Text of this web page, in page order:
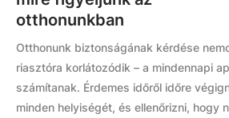
otthonunkban
Otthonunk biztonságának kérdése
riasztóra korlátozódik – a mindennapi
számítanak. Érdemes időről időre
minden helyiségét, és ellenőrizni, hogy